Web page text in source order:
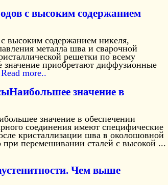
с высоким содержанием
высоким содержанием никеля,
металла шва и сварочной
решетки по всему
приобретают диффузионные
Read more..
значение в
значение в обеспечении
соединения имеют специфические
кристаллизации шва в околошовной
перемешивании сталей с высокой ...
Чем выше